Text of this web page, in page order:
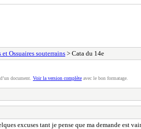
et Ossuaires souterrains> Cata du 14e
document. Voir la version complète avec le bon formatage.
excuses tant je pense que ma demande est